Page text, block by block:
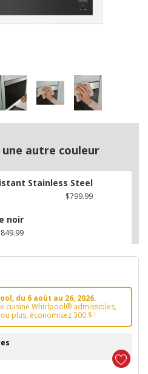
une autre couleur
Stainless Steel
$799.99
noir
du 6 aoüt au 26, 2026.
cuisine Whirlpool® admissibles,
plus, économisez 300 $ !